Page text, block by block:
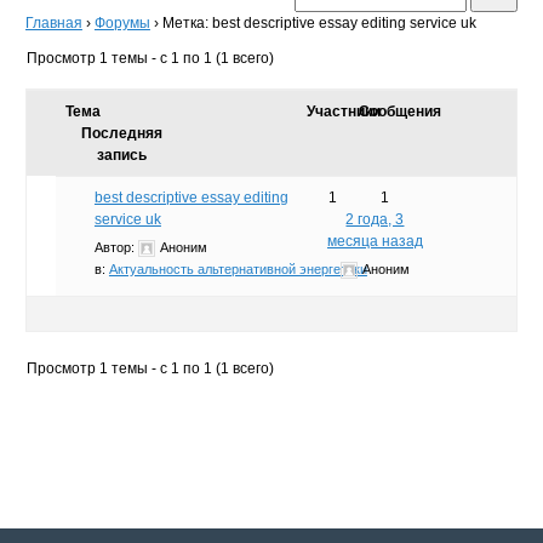
Главная › Форумы › Метка: best descriptive essay editing service uk
Просмотр 1 темы - с 1 по 1 (1 всего)
Тема УчастникиСообщения
Последняя
запись
best descriptive essay editing
service uk
Автор:
Аноним
в: Актуальность альтернативной энергетики
1
1
2 года, 3
месяца назад
Аноним
Просмотр 1 темы - с 1 по 1 (1 всего)